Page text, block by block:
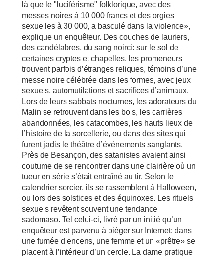
là que le "luciférisme" folklorique, avec des
messes noires à 10 000 francs et des orgies
sexuelles à 30 000, a basculé dans la violence»,
explique un enquêteur. Des couches de lauriers,
des candélabres, du sang noirci: sur le sol de
certaines cryptes et chapelles, les promeneurs
trouvent parfois d’étranges reliques, témoins d’une
messe noire célébrée dans les formes, avec jeux
sexuels, automutilations et sacrifices d’animaux.
Lors de leurs sabbats nocturnes, les adorateurs du
Malin se retrouvent dans les bois, les carrières
abandonnées, les catacombes, les hauts lieux de
l’histoire de la sorcellerie, ou dans des sites qui
furent jadis le théâtre d’événements sanglants.
Près de Besançon, des satanistes avaient ainsi
coutume de se rencontrer dans une clairière où un
tueur en série s’était entraîné au tir. Selon le
calendrier sorcier, ils se rassemblent à Halloween,
ou lors des solstices et des équinoxes. Les rituels
sexuels revêtent souvent une tendance
sadomaso. Tel celui-ci, livré par un initié qu’un
enquêteur est parvenu à piéger sur Internet: dans
une fumée d’encens, une femme et un «prêtre» se
placent à l’intérieur d’un cercle. La dame pratique